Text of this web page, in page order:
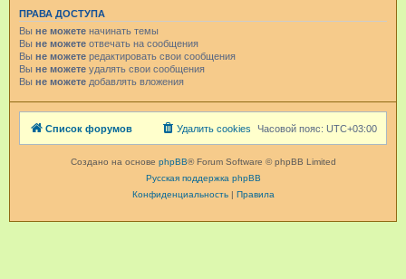
ПРАВА ДОСТУПА
Вы не можете начинать темы
Вы не можете отвечать на сообщения
Вы не можете редактировать свои сообщения
Вы не можете удалять свои сообщения
Вы не можете добавлять вложения
Список форумов Часовой пояс: UTC+03:00
Удалить cookies
Создано на основе phpBB® Forum Software © phpBB Limited
Русская поддержка phpBB
Конфиденциальность| Правила